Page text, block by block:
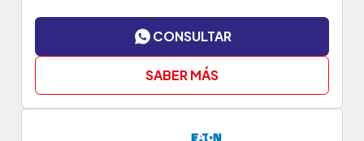
CONSULTAR
SABER MÁS